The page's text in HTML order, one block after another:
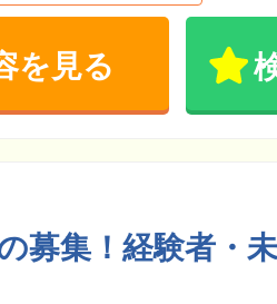
を見る
募集！経験者・